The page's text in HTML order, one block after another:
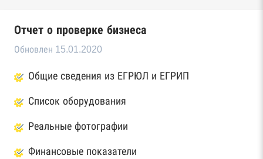
Отчет о проверке бизнеса
Обновлен 15.01.2020
Общие сведения из ЕГРЮЛ и ЕГРИП
Список оборудования
Реальные фотографии
Финансовые показатели